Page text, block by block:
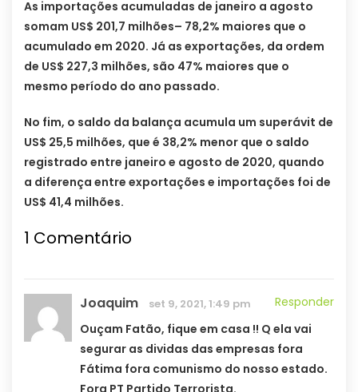
As importações acumuladas de janeiro a agosto
somam US$ 201,7 milhões– 78,2% maiores que o
acumulado em 2020. Já as exportações, da ordem
de US$ 227,3 milhões, são 47% maiores que o
mesmo período do ano passado.
No fim, o saldo da balança acumula um superávit de
US$ 25,5 milhões, que é 38,2% menor que o saldo
registrado entre janeiro e agosto de 2020, quando
a diferença entre exportações e importações foi de
US$ 41,4 milhões.
1 Comentário
Joaquim set 9, 2021, 1:49 pm
Responder
Ouçam Fatão, fique em casa !! Q ela vai
segurar as dividas das empresas fora
Fátima fora comunismo do nosso estado.
Fora PT Partido Terrorista.